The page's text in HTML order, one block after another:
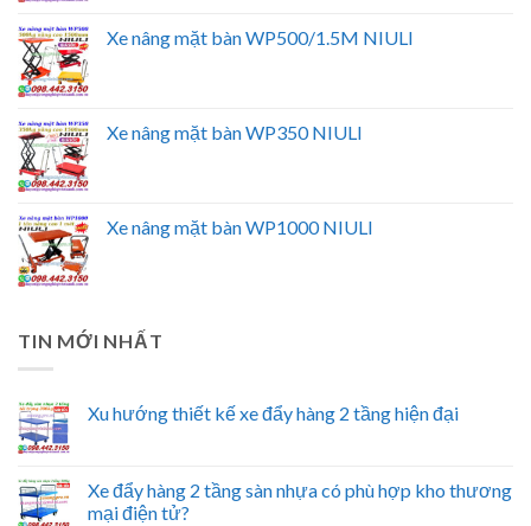
Xe nâng mặt bàn WP500/1.5M NIULI
Xe nâng mặt bàn WP350 NIULI
Xe nâng mặt bàn WP1000 NIULI
TIN MỚI NHẤT
Xu hướng thiết kế xe đẩy hàng 2 tầng hiện đại
Xe đẩy hàng 2 tầng sàn nhựa có phù hợp kho thương
mại điện tử?